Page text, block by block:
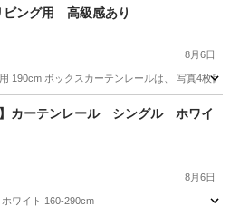
ング用 高級感あり
8月6日
190cm ボックスカーテンレールは、 写真4枚目
の他
】カーテンレール シングル ホワイ
8月6日
ワイト 160-290cm